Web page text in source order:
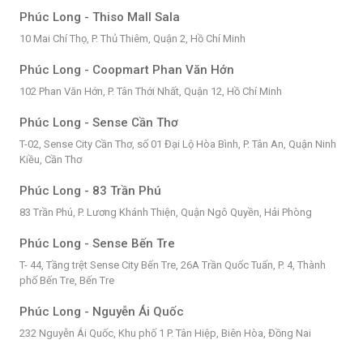
Phúc Long - Thiso Mall Sala
10 Mai Chí Thọ, P. Thủ Thiêm, Quận 2, Hồ Chí Minh
Phúc Long - Coopmart Phan Văn Hớn
102 Phan Văn Hớn, P. Tân Thới Nhất, Quận 12, Hồ Chí Minh
Phúc Long - Sense Cần Thơ
T-02, Sense City Cần Thơ, số 01 Đại Lộ Hòa Bình, P. Tân An, Quận Ninh
Kiều, Cần Thơ
Phúc Long - 83 Trần Phú
83 Trần Phú, P. Lương Khánh Thiện, Quận Ngô Quyền, Hải Phòng
Phúc Long - Sense Bến Tre
T- 44, Tầng trệt Sense City Bến Tre, 26A Trần Quốc Tuấn, P. 4, Thành
phố Bến Tre, Bến Tre
Phúc Long - Nguyễn Ái Quốc
232 Nguyễn Ái Quốc, Khu phố 1 P. Tân Hiệp, Biên Hòa, Đồng Nai